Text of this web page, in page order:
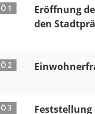
Ö 1
Eröffnung
den
Ö 2
Ö 3